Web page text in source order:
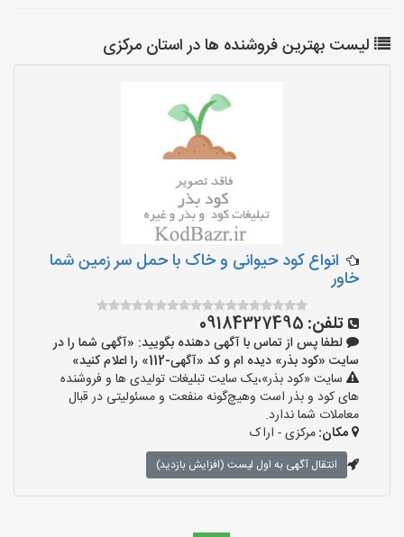
لیست بهترین فروشنده ها در استان مرکزی
انواع کود حیوانی و خاک با حمل سر زمین شما
خاور
تلفن: 09184327495
لطفا پس از تماس با آگهی دهنده بگویید: «آگهی شما را در
سایت «کود بذر» دیده ام و کد «آگهی-112» را اعلام کنید»
سایت «کود بذر»،یک سایت تبلیغات تولیدی ها و فروشنده
های کود و بذر است وهیچ‌گونه منفعت و مسئولیتی در قبال
معاملات شما ندارد.
مکان:مرکزی - اراک
انتقال آگهی به اول لیست (افزایش بازدید)